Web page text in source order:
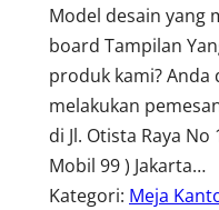
Model desain yang
board Tampilan
produk kami?
melakukan
di Jl. Otista Raya
Mobil 99 ) Jakarta…
Kategori: Meja